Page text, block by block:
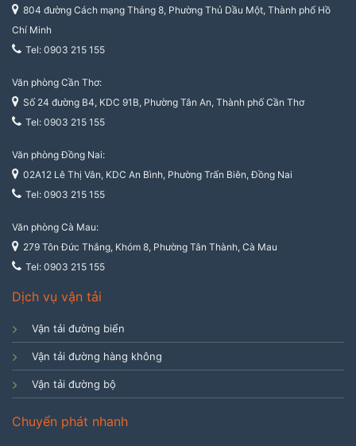
804 đường Cách mạng Tháng 8, Phường Thủ Dầu Một, Thành phố Hồ
Chí Minh
Tel: 0903 215 155
Văn phòng Cần Thơ:
Số 24 đường B4, KDC 91B, Phường Tân An, Thành phố Cần Thơ
Tel: 0903 215 155
Văn phòng Đồng Nai:
02A12 Lê Thị Vân, KDC An Bình, Phường Trấn Biên, Đồng Nai
Tel: 0903 215 155
Văn phòng Cà Mau:
279 Tôn Đức Thắng, Khóm 8, Phường Tân Thành, Cà Mau
Tel: 0903 215 155
Dịch vụ vận tải
Vận tải đường biển
Vận tải đường hàng không
Vận tải đường bộ
Chuyển phát nhanh